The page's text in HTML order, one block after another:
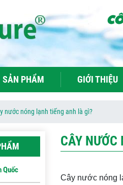
SẢN PHẨM GIỚI THIỆU
nước nóng lạnh tiếng anh là gì?
CÂY NƯỚC
Cây nước nóng
Quốc